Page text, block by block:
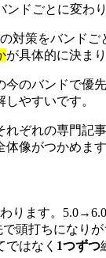
ンドごとに変わ
対策をバンド
が具体的に決ま
今のバンドで優
しやすいです。
ぞれの専門記
像がつかめます
ります。
頭打ちになりが
はなく 1つずつ